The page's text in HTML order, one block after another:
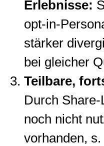
Erlebnisse:
opt-in-
stärker
bei gleicher
Teilbare,
Durch Share-
noch nicht
vorhanden,